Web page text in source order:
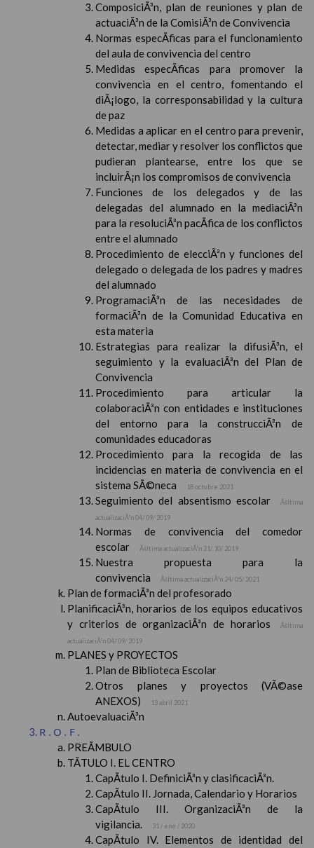
ComposiciÃ³n, plan de reuniones y plan de
actuaciÃ³n de la ComisiÃ³n de Convivencia
Normas especÃ­ficas para el funcionamiento
del aula de convivencia del centro
Medidas especÃ­ficas para promover la
convivencia en el centro, fomentando el
diÃ¡logo, la corresponsabilidad y la cultura
de paz
Medidas a aplicar en el centro para prevenir,
detectar, mediar y resolver los conflictos que
pudieran plantearse, entre los que se
incluirÃ¡n los compromisos de convivencia
Funciones de los delegados y de las
delegadas del alumnado en la mediaciÃ³n
para la resoluciÃ³n pacÃ­fica de los conflictos
entre el alumnado
Procedimiento de elecciÃ³n y funciones del
delegado o delegada de los padres y madres
del alumnado
ProgramaciÃ³n de las necesidades de
formaciÃ³n de la Comunidad Educativa en
esta materia
Estrategias para realizar la difusiÃ³n, el
seguimiento y la evaluaciÃ³n del Plan de
Convivencia
Procedimiento para articular la
colaboraciÃ³n con entidades e instituciones
del entorno para la construcciÃ³n de
comunidades educadoras
Procedimiento para la recogida de las
incidencias en materia de convivencia en el
sistema SÃ©neca
18 octubre 2021
Seguimiento del absentismo escolar
Ãšltima
actualizaciÃ³n 04/ 09/ 2019
Normas de convivencia del comedor
escolar
Ãšltima actualizaciÃ³n 21/ 10/ 2019
Nuestra propuesta para la
convivencia
Ãšltima actualizaciÃ³n 24/ 05/ 2021
Plan de formaciÃ³n del profesorado
PlanificaciÃ³n, horarios de los equipos educativos
y criterios de organizaciÃ³n de horarios
Ãšltima
actualizaciÃ³n 04/ 09/ 2019
PLANES y PROYECTOS
Plan de Biblioteca Escolar
Otros planes y proyectos (VÃ©ase
ANEXOS)
13 abril 2021
AutoevaluaciÃ³n
R.O.F.
PREÃMBULO
TÃTULO I. EL CENTRO
CapÃ­tulo I. DefiniciÃ³n y clasificaciÃ³n.
CapÃ­tulo II. Jornada, Calendario y Horarios
CapÃ­tulo III. OrganizaciÃ³n de la
vigilancia.
31 / ene / 2020
CapÃ­tulo IV. Elementos de identidad del